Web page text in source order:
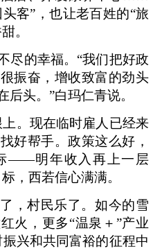
客”，也让老百姓的“旅
。
尽的幸福。“我们把好政
振奋，增收致富的劲头
头。”白玛仁青说。
。现在临时雇人已经来
好帮手。政策这么好，
——明年收入再上一层
，西若信心满满。
，村民乐了。如今的雪
火，更多“温泉＋”产业
兴和共同富裕的征程中